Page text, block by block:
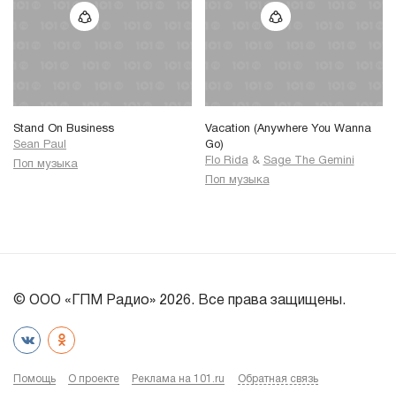
Stand On Business
Sean Paul
Поп музыка
Vacation (Anywhere You Wanna
Go)
Flo Rida & Sage The Gemini
Поп музыка
© ООО «ГПМ Радио» 2026. Все права защищены.
Помощь О проекте Реклама на 101.ru Обратная связь